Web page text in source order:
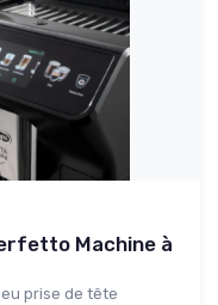
Machine à
prise de tête